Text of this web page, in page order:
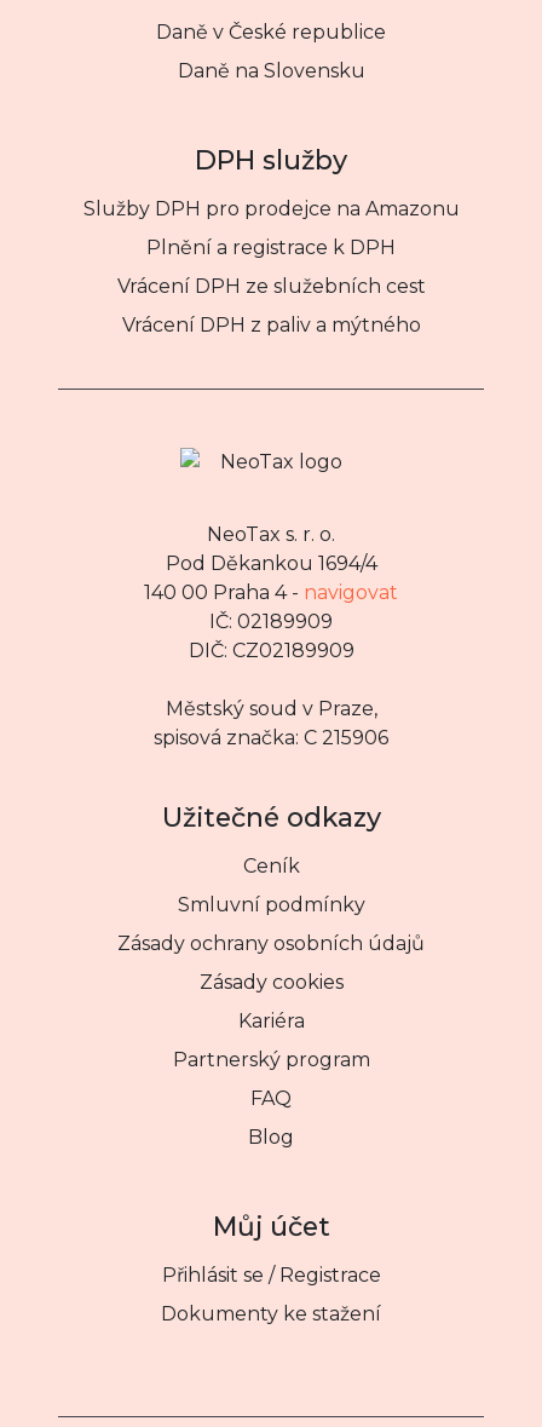
Daně v České republice
Daně na Slovensku
DPH služby
Služby DPH pro prodejce na Amazonu
Plnění a registrace k DPH
Vrácení DPH ze služebních cest
Vrácení DPH z paliv a mýtného
NeoTax s. r. o.
Pod Děkankou 1694/4
140 00 Praha 4 - navigovat
IČ: 02189909
DIČ: CZ02189909
Městský soud v Praze,
spisová značka: C 215906
Užitečné odkazy
Ceník
Smluvní podmínky
Zásady ochrany osobních údajů
Zásady cookies
Kariéra
Partnerský program
FAQ
Blog
Můj účet
Přihlásit se / Registrace
Dokumenty ke stažení